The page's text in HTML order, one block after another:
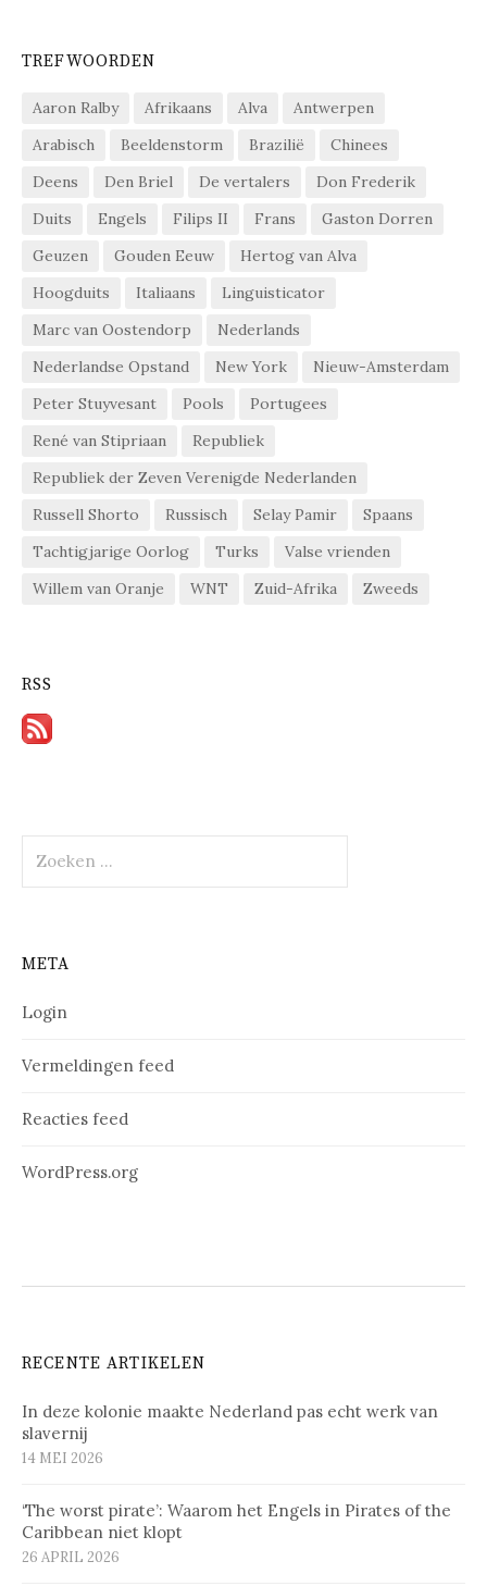
TREFWOORDEN
Aaron Ralby Afrikaans Alva
Antwerpen
Arabisch
Beeldenstorm Brazilië
Chinees
Deens
Den Briel De vertalers
Don Frederik
Duits
Engels Filips II Frans
Gaston Dorren
Geuzen
Gouden Eeuw
Hertog van Alva
Hoogduits
Italiaans
Linguisticator
Marc van Oostendorp
Nederlands
Nederlandse Opstand
New York
Nieuw-Amsterdam
Peter Stuyvesant
Pools
Portugees
René van Stipriaan
Republiek
Republiek der Zeven Verenigde Nederlanden
Russell Shorto
Russisch Selay Pamir
Spaans
Tachtigjarige Oorlog
Turks
Valse vrienden
Willem van Oranje
WNT Zuid-Afrika Zweeds
RSS
naar:
META
Login
Vermeldingen feed
Reacties feed
WordPress.org
RECENTE ARTIKELEN
In deze kolonie maakte Nederland pas echt werk van
slavernij
14 MEI 2026
‘The worst pirate’: Waarom het Engels in Pirates of the
Caribbean niet klopt
26 APRIL 2026